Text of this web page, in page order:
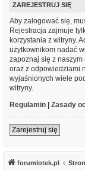
ZAREJESTRUJ SIĘ
Aby zalogować się,
Rejestracja zajmuje
korzystania z witryny.
użytkownikom nadać
zapoznaj się z
oraz z odpowiedziami
wyjaśnionych wiele
witryny.
Regulamin
Zasady
Zarejestruj się
forumlotek.pl